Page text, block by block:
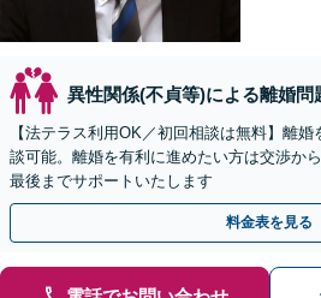
異性関係(不貞等)による離婚問
【法テラス利用OK／初回相談は無料】離
談可能。離婚を有利に進めたい方は交渉か
最後までサポートいたします
料金表を見る